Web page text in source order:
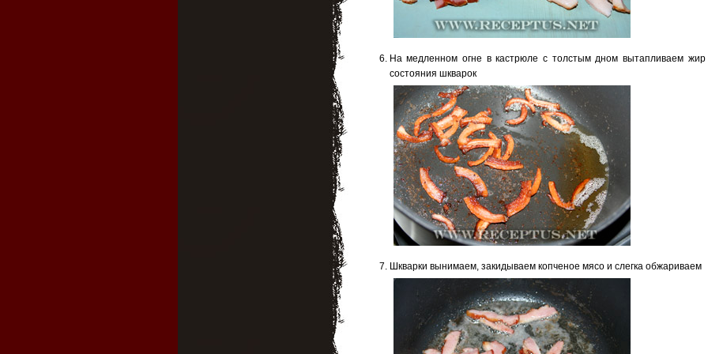
На медленном огне в кастрюле с толстым дном вытапливаем
состояния шкварок
Шкварки вынимаем, закидываем копченое мясо и слегка обжариваем